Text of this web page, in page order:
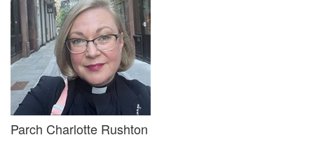
Parch Charlotte Rushton